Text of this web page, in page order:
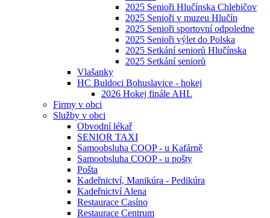
2025 Senioři Hlučínska Chlebičov
2025 Senioři v muzeu Hlučín
2025 Senioři sportovní odpoledne
2025 Senioři výlet do Polska
2025 Setkání seniorů Hlučínska
2025 Setkání seniorů
Vlašanky
HC Buldoci Bohuslavice - hokej
2026 Hokej finále AHL
Firmy v obci
Služby v obci
Obvodní lékař
SENIOR TAXI
Samoobsluha COOP - u Kafárně
Samoobsluha COOP - u pošty
Pošta
Kadeřnictví, Manikúra - Pedikúra
Kadeřnictví Alena
Restaurace Casíno
Restaurace Centrum